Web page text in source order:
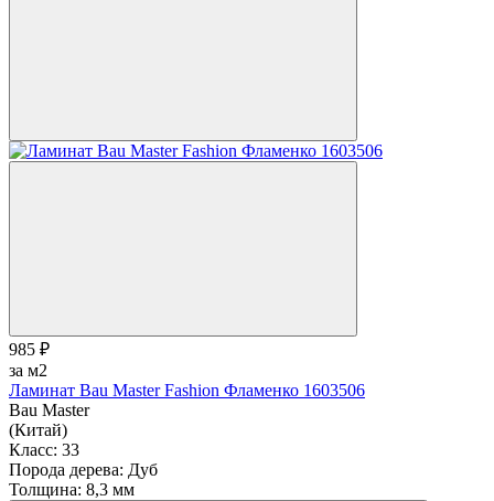
985 ₽
за м2
Ламинат Bau Master Fashion Фламенко 1603506
Bau Master
(Китай)
Класс: 33
Порода дерева: Дуб
Толщина: 8,3 мм